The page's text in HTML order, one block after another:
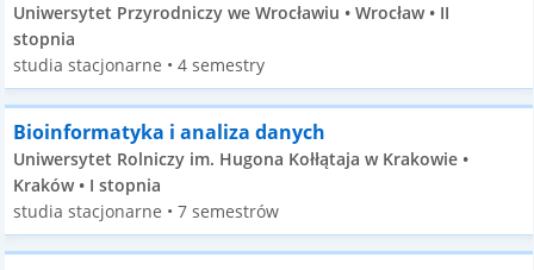
Uniwersytet Przyrodniczy we Wrocławiu • Wrocław • II
stopnia
studia stacjonarne • 4 semestry
Bioinformatyka i analiza danych
Uniwersytet Rolniczy im. Hugona Kołłątaja w Krakowie •
Kraków • I stopnia
studia stacjonarne • 7 semestrów